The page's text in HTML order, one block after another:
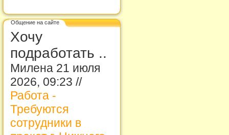
Общение на сайте
Хочу
подработать ..
Милена 21 июля
2026, 09:23 //
Работа -
Требуются
сотрудники в